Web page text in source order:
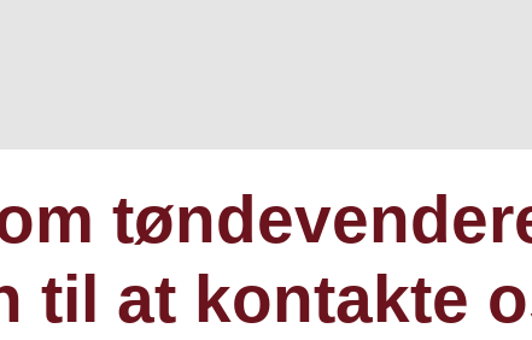
til at kontakte